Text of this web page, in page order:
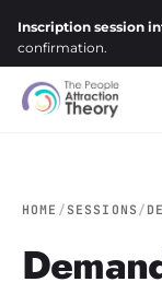
Inscription session
confirmation.
HOME /SESSIONS /